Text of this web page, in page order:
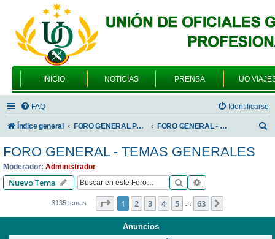
INICIO NOTICIAS PRENSA UO
FAQ Identificarse
Índice general FORO GENERAL PARA TODOS LOS USUARIOS FORO GENERAL - TEMAS GENERALES
FORO GENERAL - TEMAS GENERALES
Moderador: Administrador
Nuevo Tema Buscar
3135 temas Página de 63
1 2 3 4 5 … 63
Anuncios